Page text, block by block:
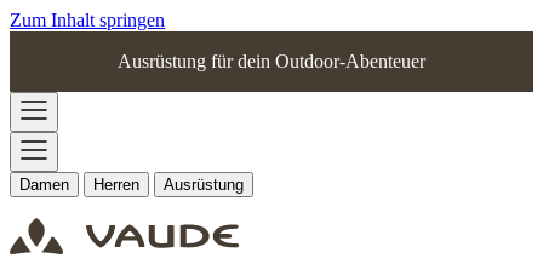
Zum Inhalt springen
Ausrüstung für dein Outdoor-Abenteuer
Damen Herren Ausrüstung